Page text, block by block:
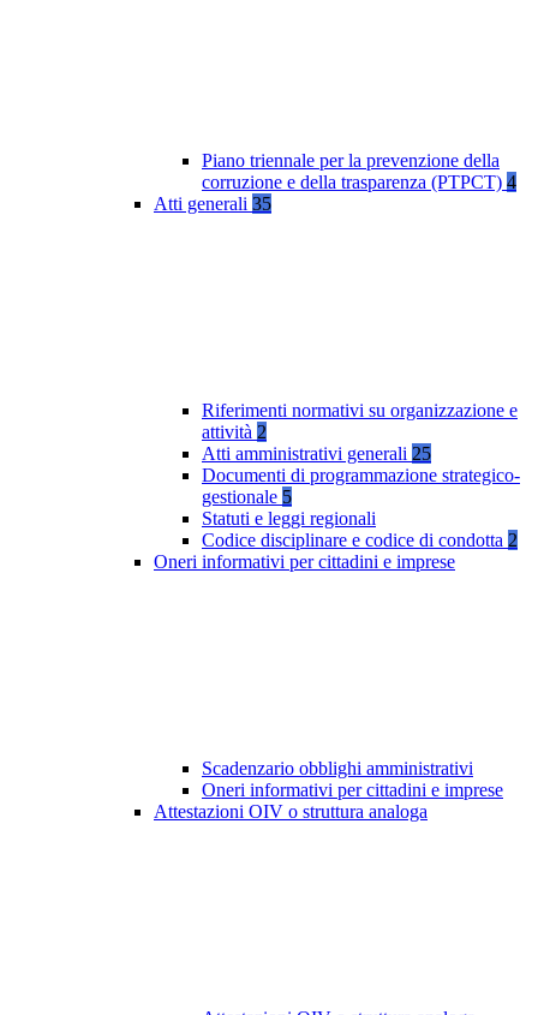
Piano triennale per la prevenzione della
corruzione e della trasparenza (PTPCT) 4
Atti generali 35
Riferimenti normativi su organizzazione e
attività 2
Atti amministrativi generali 25
Documenti di programmazione strategico-
gestionale 5
Statuti e leggi regionali
Codice disciplinare e codice di condotta 2
Oneri informativi per cittadini e imprese
Scadenzario obblighi amministrativi
Oneri informativi per cittadini e imprese
Attestazioni OIV o struttura analoga